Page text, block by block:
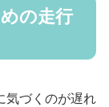
の走行
気づくのが遅れ